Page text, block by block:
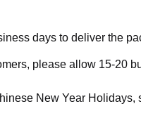
days to deliver the
please allow 15-20
New Year